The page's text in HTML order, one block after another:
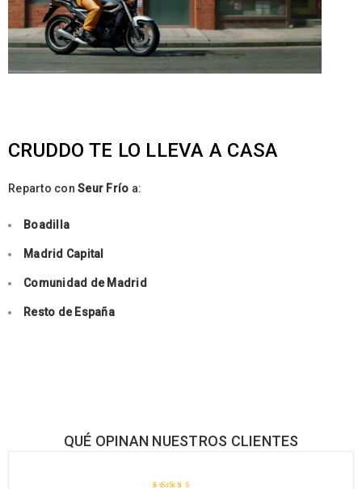
CRUDDO TE LO LLEVA A CASA
Reparto con Seur Frío a:
Boadilla
Madrid Capital
Comunidad de Madrid
Resto de España
QUÉ OPINAN NUESTROS CLIENTES